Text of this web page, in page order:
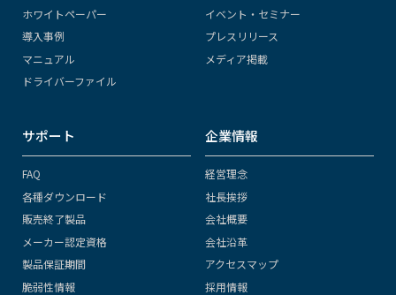
ホワイトペーパー
導入事例
マニュアル
ドライバーファイル
イベント・セミナー
プレスリリース
メディア掲載
サポート
FAQ
各種ダウンロード
販売終了製品
メーカー認定資格
製品保証期間
脆弱性情報
企業情報
経営理念
社長挨拶
会社概要
会社沿革
アクセスマップ
採用情報